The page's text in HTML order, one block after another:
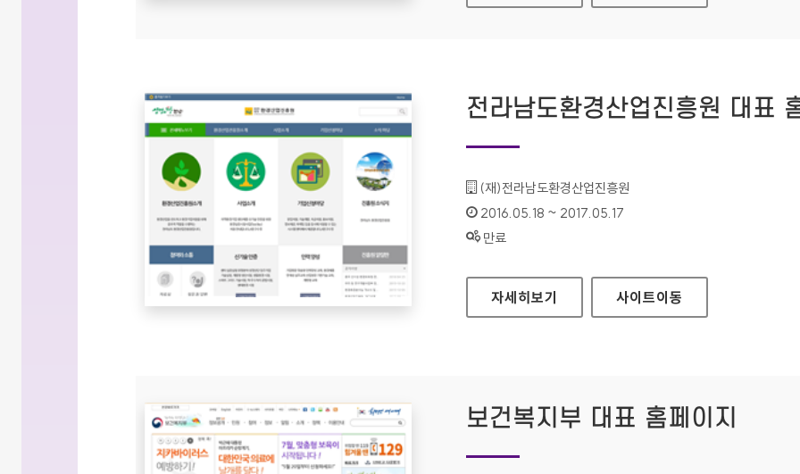
전라남도환경산업진흥원 대표
기관명 :
(재)전라남도환경산업진흥원
인증기간 :
2016.05.18 ~ 2017.05.17
상태 :
만료
전라남도환경산업진흥원 대표 홈페이지
자세히보기 사이트이동
보건복지부 대표 홈페이지